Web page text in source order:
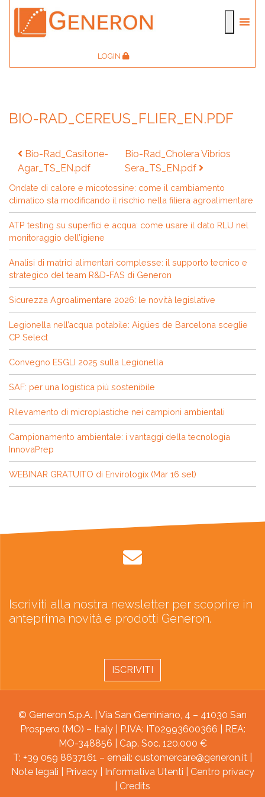
LOGIN
BIO-RAD_CEREUS_FLIER_EN.PDF
Navigazione
articoli
Bio-Rad_Casitone-
Agar_TS_EN.pdf
Bio-Rad_Cholera Vibrios
Sera_TS_EN.pdf
Ondate di calore e micotossine: come il cambiamento
climatico sta modificando il rischio nella filiera agroalimentare
ATP testing su superfici e acqua: come usare il dato RLU nel
monitoraggio dell’igiene
Analisi di matrici alimentari complesse: il supporto tecnico e
strategico del team R&D-FAS di Generon
Sicurezza Agroalimentare 2026: le novità legislative
Legionella nell’acqua potabile: Aigües de Barcelona sceglie
CP Select
Convegno ESGLI 2025 sulla Legionella
SAF: per una logistica più sostenibile
Rilevamento di microplastiche nei campioni ambientali
Campionamento ambientale: i vantaggi della tecnologia
InnovaPrep
WEBINAR GRATUITO di Envirologix (Mar 16 set)
Iscriviti alla nostra newsletter per scoprire in
anteprima novità e prodotti Generon.
ISCRIVITI
© Generon S.p.A. | Via San Geminiano, 4 – 41030 San
Prospero (MO) – Italy | P.IVA: IT02993600366 | REA:
MO-348856 | Cap. Soc. 120.000 €
T: +39 059 8637161 – email: customercare@generon.it
Note legali
Privacy| Informativa Utenti
Centro privacy
Credits